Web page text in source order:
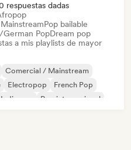
respuestas dadas
Pop bailable
PopDream pop
a mis playlists de mayor
Comercial / Mainstream
Electropop
French Pop
Indie pop Pop internacional